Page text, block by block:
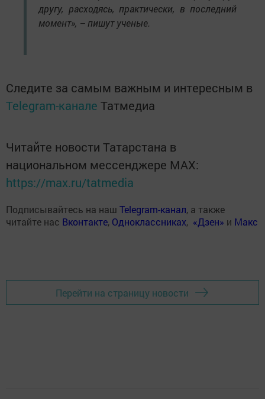
другу, расходясь, практически, в последний
момент», – пишут ученые.
Следите за самым важным и интересным в
Telegram-канале Татмедиа
Читайте новости Татарстана в
национальном мессенджере MАХ:
https://max.ru/tatmedia
Подписывайтесь на наш Telegram-канал, а также
читайте нас Вконтакте, Одноклассниках, «Дзен» и Макс
Перейти на страницу новости